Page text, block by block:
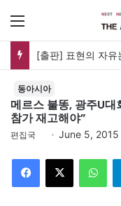
동아시아
메르스 불똥, 광주U대
참가 재고해야”
편집국 June 5, 2015